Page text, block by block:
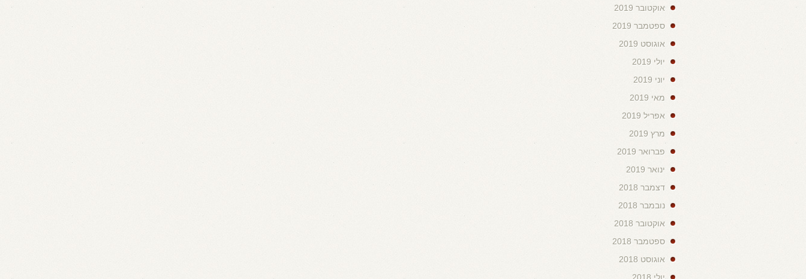
אוקטובר 2019
ספטמבר 2019
אוגוסט 2019
יולי 2019
יוני 2019
מאי 2019
אפריל 2019
מרץ 2019
פברואר 2019
ינואר 2019
דצמבר 2018
נובמבר 2018
אוקטובר 2018
ספטמבר 2018
אוגוסט 2018